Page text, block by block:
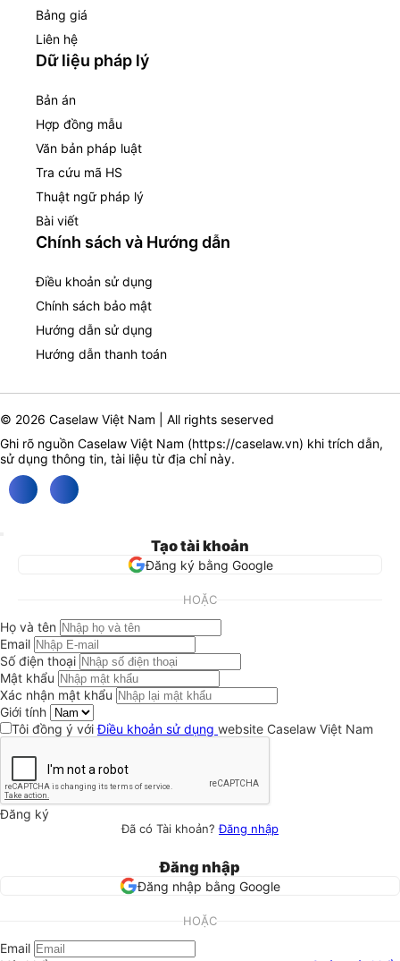
Bảng giá
Liên hệ
Dữ liệu pháp lý
Bản án
Hợp đồng mẫu
Văn bản pháp luật
Tra cứu mã HS
Thuật ngữ pháp lý
Bài viết
Chính sách và Hướng dẫn
Điều khoản sử dụng
Chính sách bảo mật
Hướng dẫn sử dụng
Hướng dẫn thanh toán
© 2026 Caselaw Việt Nam | All rights seserved
Ghi rõ nguồn Caselaw Việt Nam (https://caselaw.vn) khi trích dẫn,
sử dụng thông tin, tài liệu từ địa chỉ này.
Tạo tài khoản
Đăng ký bằng Google
HOẶC
Họ và tên
Email
Số điện thoại
Mật khẩu
Xác nhận mật khẩu
Giới tính
Tôi đồng ý vớiĐiều khoản sử dụng website Caselaw Việt Nam
Đăng ký
Đã có Tài khoản?Đăng nhập
Đăng nhập
Đăng nhập bằng Google
HOẶC
Email